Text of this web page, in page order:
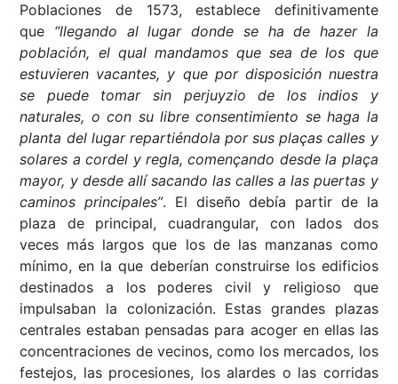
Poblaciones de 1573, establece definitivamente
que “llegando al lugar donde se ha de hazer la
población, el qual mandamos que sea de los que
estuvieren vacantes, y que por disposición nuestra
se puede tomar sin perjuyzio de los indios y
naturales, o con su libre consentimiento se haga la
planta del lugar repartiéndola por sus plaças calles y
solares a cordel y regla, començando desde la plaça
mayor, y desde allí sacando las calles a las puertas y
caminos principales”. El diseño debía partir de la
plaza de principal, cuadrangular, con lados dos
veces más largos que los de las manzanas como
mínimo, en la que deberían construirse los edificios
destinados a los poderes civil y religioso que
impulsaban la colonización. Estas grandes plazas
centrales estaban pensadas para acoger en ellas las
concentraciones de vecinos, como los mercados, los
festejos, las procesiones, los alardes o las corridas